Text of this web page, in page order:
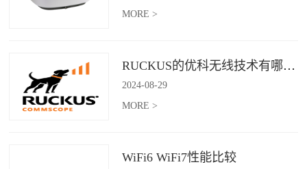
MORE >
RUCKUS的优科无线技术有哪些优缺点？
2024-08-29
MORE >
WiFi6 WiFi7性能比较